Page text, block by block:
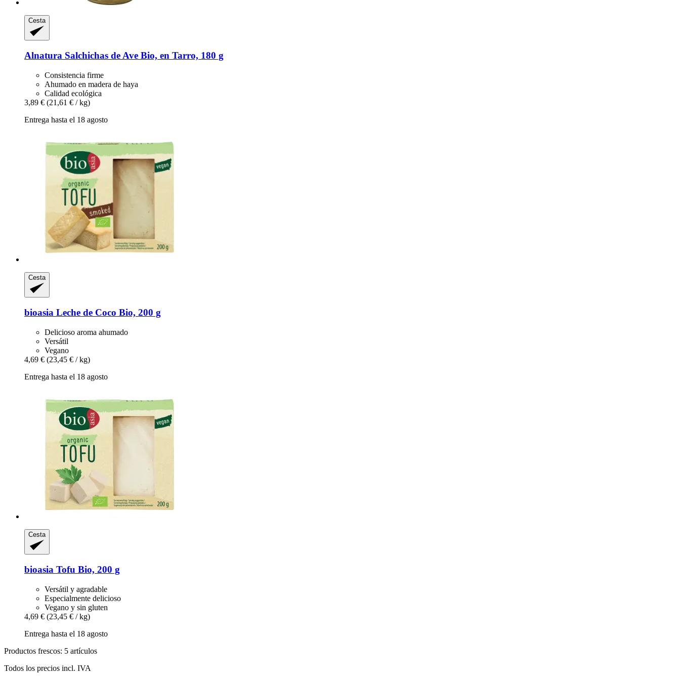
Cesta
Alnatura Salchichas de Ave Bio, en Tarro, 180 g
Consistencia firme
Ahumado en madera de haya
Calidad ecológica
3,89 € (21,61 € / kg)
Entrega hasta el 18 agosto
Cesta
bioasia Leche de Coco Bio, 200 g
Delicioso aroma ahumado
Versátil
Vegano
4,69 € (23,45 € / kg)
Entrega hasta el 18 agosto
Cesta
bioasia Tofu Bio, 200 g
Versátil y agradable
Especialmente delicioso
Vegano y sin gluten
4,69 € (23,45 € / kg)
Entrega hasta el 18 agosto
Productos frescos: 5 artículos
Todos los precios incl. IVA